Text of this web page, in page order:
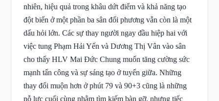
nhiên, hiệu quả trong khâu dứt điểm và khả năng tạo
đột biến ở một phần ba sân đối phương vẫn còn là một
dấu hỏi lớn. Các sự thay người ngay đầu hiệp hai với
việc tung Phạm Hải Yến và Dương Thị Vân vào sân
cho thấy HLV Mai Đức Chung muốn tăng cường sức
mạnh tấn công và sự sáng tạo ở tuyến giữa. Những
thay đổi muộn hơn ở phút 79 và 90+3 cũng là những
nỗ lực cuối cùng nhằm tìm kiếm bàn gỡ, nhưng tiếc